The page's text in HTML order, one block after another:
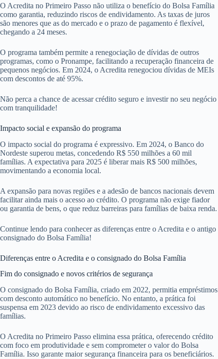
O Acredita no Primeiro Passo não utiliza o benefício do Bolsa Família
como garantia, reduzindo riscos de endividamento. As taxas de juros
são menores que as do mercado e o prazo de pagamento é flexível,
chegando a 24 meses.
O programa também permite a renegociação de dívidas de outros
programas, como o Pronampe, facilitando a recuperação financeira de
pequenos negócios. Em 2024, o Acredita renegociou dívidas de MEIs
com descontos de até 95%.
Não perca a chance de acessar crédito seguro e investir no seu negócio
com tranquilidade!
Impacto social e expansão do programa
O impacto social do programa é expressivo. Em 2024, o Banco do
Nordeste superou metas, concedendo R$ 550 milhões a 60 mil
famílias. A expectativa para 2025 é liberar mais R$ 500 milhões,
movimentando a economia local.
A expansão para novas regiões e a adesão de bancos nacionais devem
facilitar ainda mais o acesso ao crédito. O programa não exige fiador
ou garantia de bens, o que reduz barreiras para famílias de baixa renda.
Continue lendo para conhecer as diferenças entre o Acredita e o antigo
consignado do Bolsa Família!
Diferenças entre o Acredita e o consignado do Bolsa Família
Fim do consignado e novos critérios de segurança
O consignado do Bolsa Família, criado em 2022, permitia empréstimos
com desconto automático no benefício. No entanto, a prática foi
suspensa em 2023 devido ao risco de endividamento excessivo das
famílias.
O Acredita no Primeiro Passo elimina essa prática, oferecendo crédito
com foco em produtividade e sem comprometer o valor do Bolsa
Família. Isso garante maior segurança financeira para os beneficiários.